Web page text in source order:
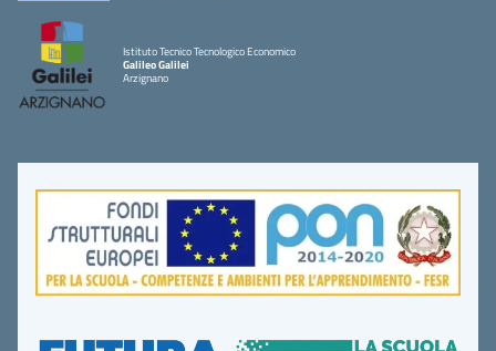
Istituto Tecnico Tecnologico Economico
Galileo Galilei
Arzignano